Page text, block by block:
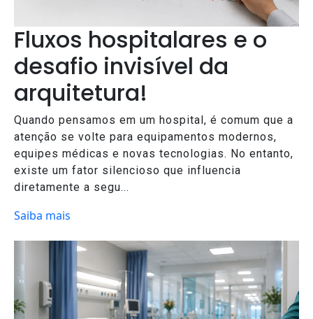
Fluxos hospitalares e o
desafio invisível da
arquitetura!
Quando pensamos em um hospital, é comum que a
atenção se volte para equipamentos modernos,
equipes médicas e novas tecnologias. No entanto,
existe um fator silencioso que influencia
diretamente a segu...
Saiba mais